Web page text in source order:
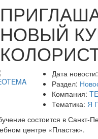
НОВЫЙ
Дата новости:
Раздел:
Компания:
Тематика: Я
состоится в Санкт-
центре «Пластэк».